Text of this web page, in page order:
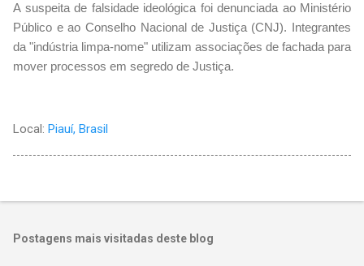
A suspeita de falsidade ideológica foi denunciada ao Ministério
Público e ao Conselho Nacional de Justiça (CNJ). Integrantes
da "indústria limpa-nome" utilizam associações de fachada para
mover processos em segredo de Justiça.
Local: Piauí, Brasil
Postagens mais visitadas deste blog